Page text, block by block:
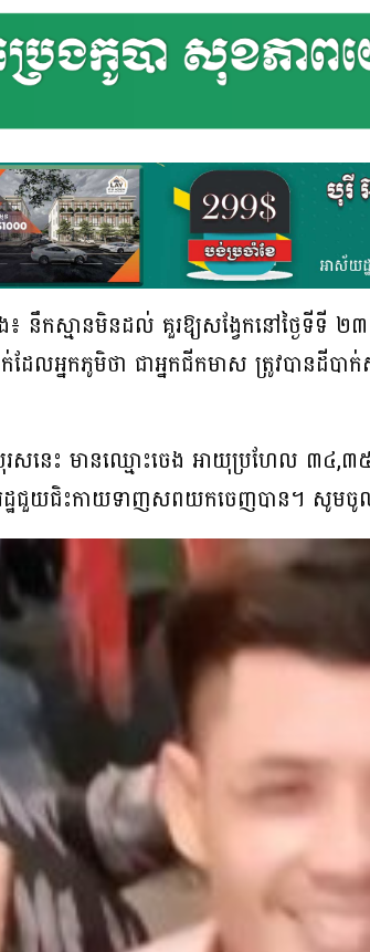
នឹកស្មានមិនដល់ គួរឱ្យសង្វែកនៅថ្ងៃទីទី ២
ែលអ្នកភូមិថា ជាអ្នកជីកមាស ត្រូវបានដី
រសនេះ មានឈ្មោះចេង អាយុប្រហែល ៣៤,
ដ្ឋជួយជិះកាយទាញសពយកចេញបាន។ សូមចូ